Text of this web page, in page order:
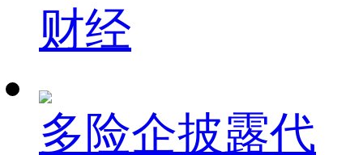
财经
多险企披露代